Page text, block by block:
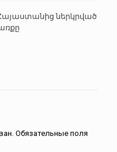
ներկրված
Обязательные поля